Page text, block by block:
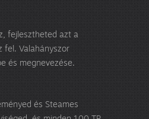
fejlesztheted azt a
fel. Valahányszor
és megnevezése.
és Steames